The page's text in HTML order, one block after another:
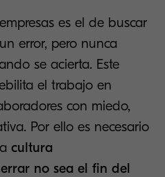
es el de buscar
error, pero nunca
se acierta. Este
el trabajo en
con miedo,
Por ello es necesario
cultura
no sea el fin del